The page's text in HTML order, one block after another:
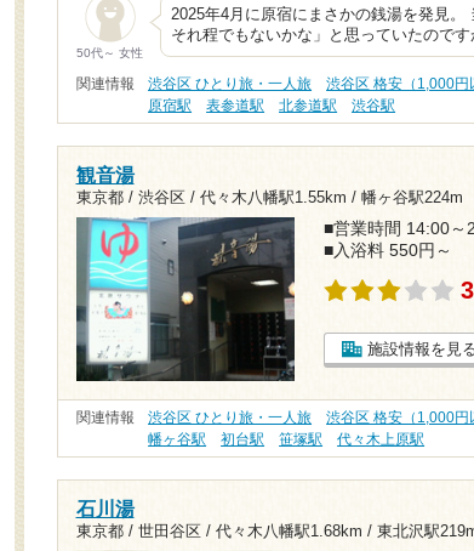
50代～ 女性
2025年4月に原宿にまさかの銭湯を発見。
それ程でもないかな」と思っていたので
関連情報 渋谷区 ひとり旅・一人旅 渋谷区 格安（1,000円
原宿駅
表参道駅 北参道駅 渋谷駅
観音湯
東京都 / 渋谷区 / 代々木八幡駅1.55km / 幡ヶ谷駅224m
■営業時間 14:00～
■入浴料 550円～
施設情報を見
関連情報 渋谷区 ひとり旅・一人旅 渋谷区 格安（1,000円
幡ヶ谷駅
初台駅 笹塚駅 代々木上原駅
石川湯
東京都 / 世田谷区 / 代々木八幡駅1.68km / 東北沢駅